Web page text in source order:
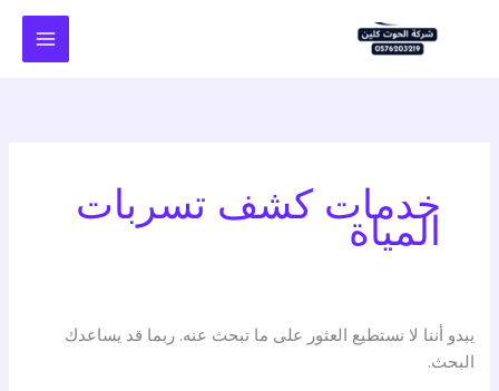
خدمات كشف تسربات
المياة
يبدو أننا لا نستطيع العثور على ما تبحث عنه. ربما قد يساعدك
البحث.